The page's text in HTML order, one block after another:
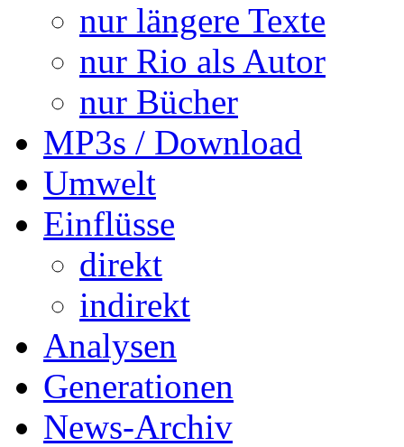
nur längere Texte
nur Rio als Autor
nur Bücher
MP3s / Download
Umwelt
Einflüsse
direkt
indirekt
Analysen
Generationen
News-Archiv